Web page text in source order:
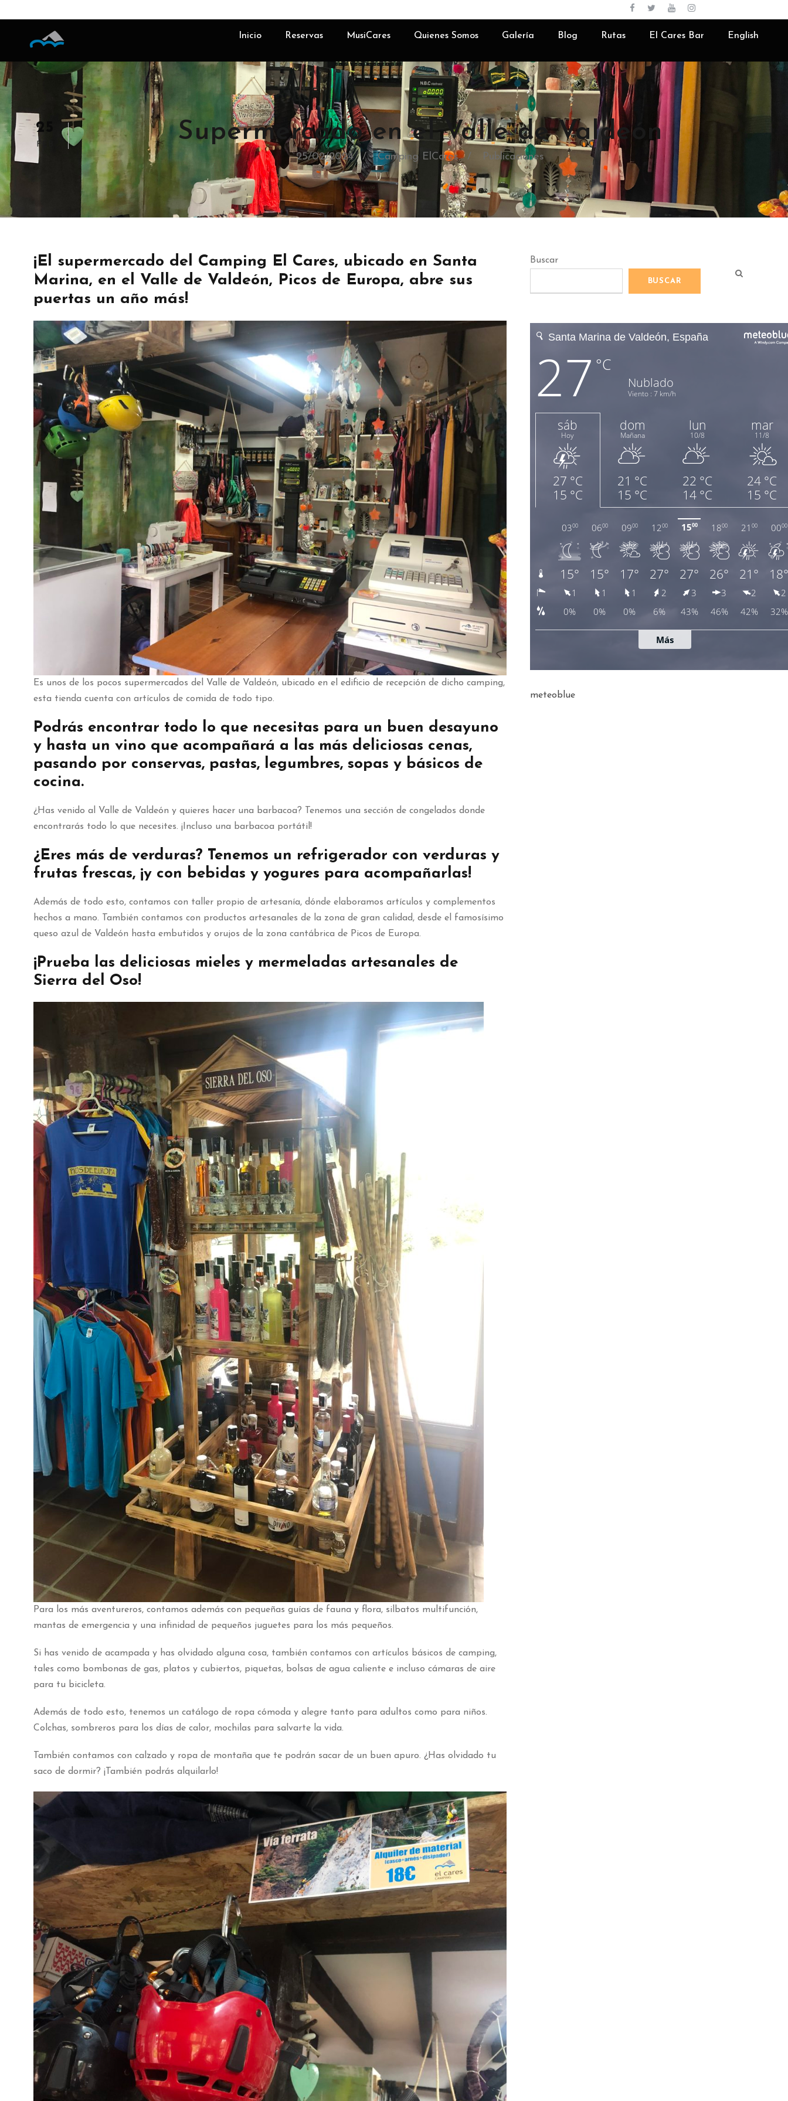
Inicio Reservas MusiCares Quienes Somos Galería Blog Rutas El Cares Bar English
25
FEB
25/02/2024 Camping ElCares Publicaciones
Supermercado en el Valle de Valdeón
¡El supermercado del Camping El Cares, ubicado en Santa
Marina, en el Valle de Valdeón, Picos de Europa, abre sus
puertas un año más!
Es unos de los pocos supermercados del Valle de Valdeón, ubicado en el edificio de recepción de dicho camping,
esta tienda cuenta con artículos de comida de todo tipo.
Podrás encontrar todo lo que necesitas para un buen desayuno
y hasta un vino que acompañará a las más deliciosas cenas,
pasando por conservas, pastas, legumbres, sopas y básicos de
cocina.
¿Has venido al Valle de Valdeón y quieres hacer una barbacoa? Tenemos una sección de congelados donde
encontrarás todo lo que necesites. ¡Incluso una barbacoa portátil!
¿Eres más de verduras? Tenemos un refrigerador con verduras y
frutas frescas, ¡y con bebidas y yogures para acompañarlas!
Además de todo esto, contamos con taller propio de artesanía, dónde elaboramos artículos y complementos
hechos a mano. También contamos con productos artesanales de la zona de gran calidad, desde el famosísimo
queso azul de Valdeón hasta embutidos y orujos de la zona cantábrica de Picos de Europa.
¡Prueba las deliciosas mieles y mermeladas artesanales de
Sierra del Oso!
Para los más aventureros, contamos además con pequeñas guías de fauna y flora, silbatos multifunción,
mantas de emergencia y una infinidad de pequeños juguetes para los más pequeños.
Si has venido de acampada y has olvidado alguna cosa, también contamos con artículos básicos de camping,
tales como bombonas de gas, platos y cubiertos, piquetas, bolsas de agua caliente e incluso cámaras de aire
para tu bicicleta.
Además de todo esto, tenemos un catálogo de ropa cómoda y alegre tanto para adultos como para niños.
Colchas, sombreros para los días de calor, mochilas para salvarte la vida.
También contamos con calzado y ropa de montaña que te podrán sacar de un buen apuro. ¿Has olvidado tu
saco de dormir? ¡También podrás alquilarlo!
Buscar
BUSCAR
meteoblue